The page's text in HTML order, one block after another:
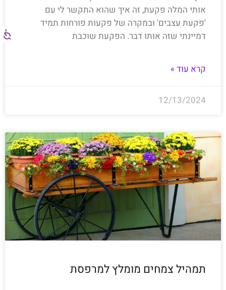
אותי המלה פקעת, זה איך שהוא התקשר לי עם
'פקעת עצבים' ובמקרה של פקעות פורחות תמיד
דמיינתי שזה אותו דבר. הפקעת שוכבת
קרא עוד »
12/13/2024
תמהיל צמחים מומלץ למרפסת